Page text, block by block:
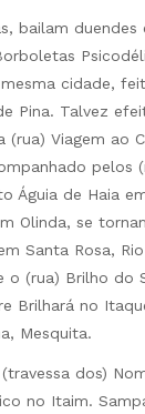
bailam
cidade,
Pina. Talvez
(rua) Viagem ao
pelos
Águia de Haia
Olinda, se
Santa Rosa,
o (rua) Brilho do
Brilhará no
Mesquita.
dos)
no Itaim.